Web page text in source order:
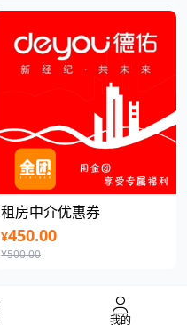
租房中介优惠券
¥450.00
¥500.00
我的